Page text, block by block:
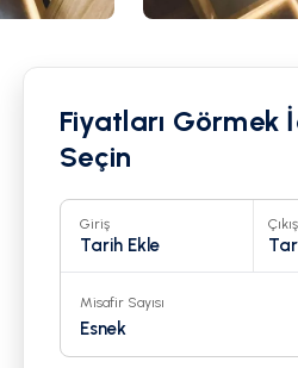
Fiyatları Görmek
Seçin
Giriş
Tarih Ekle
Çıkış
Misafir Sayısı
Esnek